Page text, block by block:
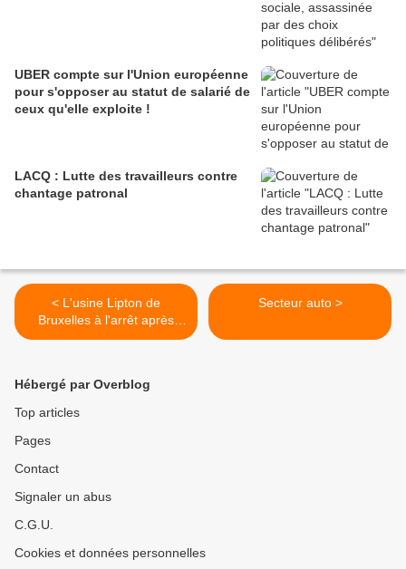
UBER compte sur l'Union européenne
pour s'opposer au statut de salarié de
ceux qu'elle exploite !
LACQ : Lutte des travailleurs contre
chantage patronal
< L'usine Lipton de
Bruxelles à l'arrêt après
l'annonce de la fermeture
Secteur auto >
Hébergé par Overblog
Top articles
Pages
Contact
Signaler un abus
C.G.U.
Cookies et données personnelles